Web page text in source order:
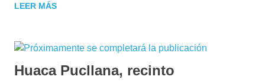
LEER MÁS
Huaca Pucllana, recinto